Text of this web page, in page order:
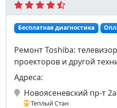
Бесплатная диагностика
Ремонт Toshiba:
проекторов и другой
Адреса:
Новоясеневский пр-т 2а
Теплый Стан